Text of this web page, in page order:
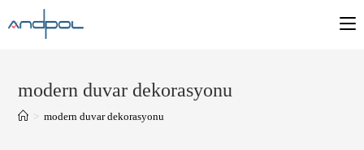
modern duvar dekorasyonu
> modern duvar dekorasyonu